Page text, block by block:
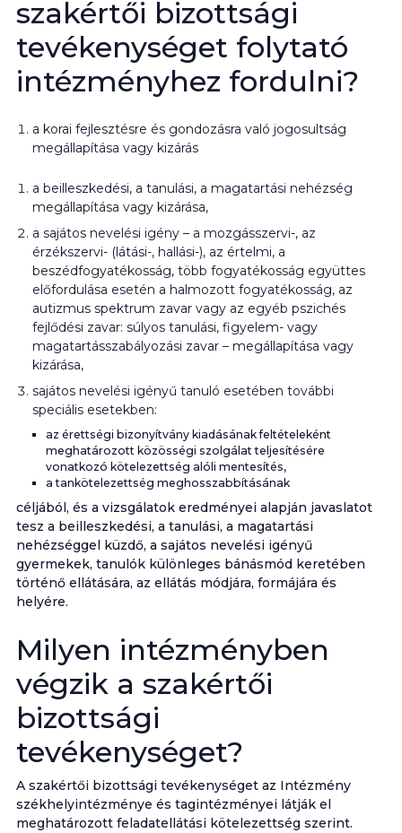
szakértői bizottsági
tevékenységet folytató
intézményhez fordulni?
a korai fejlesztésre és gondozásra való jogosultság
megállapítása vagy kizárás
a beilleszkedési, a tanulási, a magatartási nehézség
megállapítása vagy kizárása,
a sajátos nevelési igény – a mozgásszervi-, az
érzékszervi- (látási-, hallási-), az értelmi, a
beszédfogyatékosság, több fogyatékosság együttes
előfordulása esetén a halmozott fogyatékosság, az
autizmus spektrum zavar vagy az egyéb pszichés
fejlődési zavar: súlyos tanulási, figyelem- vagy
magatartásszabályozási zavar – megállapítása vagy
kizárása,
sajátos nevelési igényű tanuló esetében további
speciális esetekben:
az érettségi bizonyítvány kiadásának feltételeként
meghatározott közösségi szolgálat teljesítésére
vonatkozó kötelezettség alóli mentesítés,
a tankötelezettség meghosszabbításának
céljából, és a vizsgálatok eredményei alapján javaslatot
tesz a beilleszkedési, a tanulási, a magatartási
nehézséggel küzdő, a sajátos nevelési igényű
gyermekek, tanulók különleges bánásmód keretében
történő ellátására, az ellátás módjára, formájára és
helyére.
Milyen intézményben
végzik a szakértői
bizottsági
tevékenységet?
A szakértői bizottsági tevékenységet az Intézmény
székhelyintézménye és tagintézményei látják el
meghatározott feladatellátási kötelezettség szerint.